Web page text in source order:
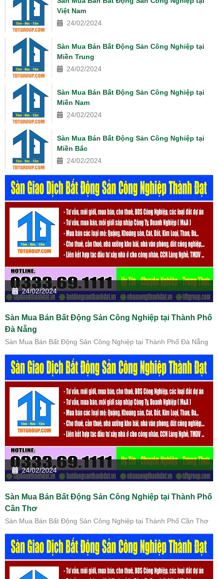
Việt Nam
24/02/2024
Sàn Mua Bán Bất Động Sản Công Nghiệp tại
Miền Trung
24/02/2024
Sàn Mua Bán Bất Động Sản Công Nghiệp tại
Miền Nam
24/02/2024
Sàn Mua Bán Bất Động Sản Công Nghiệp tại
Miền Bắc
24/02/2024
24/02/2024
Sàn Mua Bán Bất Động Sản Công Nghiệp tại Thành Phố
Đà Nẵng
Sàn Mua Bán Bất Động Sản Công Nghiệp tại Thành Phố Đà Nẵng
24/02/2024
Sàn Mua Bán Bất Động Sản Công Nghiệp tại Thành Phố
Cần Thơ
Sàn Mua Bán Bất Động Sản Công Nghiệp tại Thành Phố Cần Thơ